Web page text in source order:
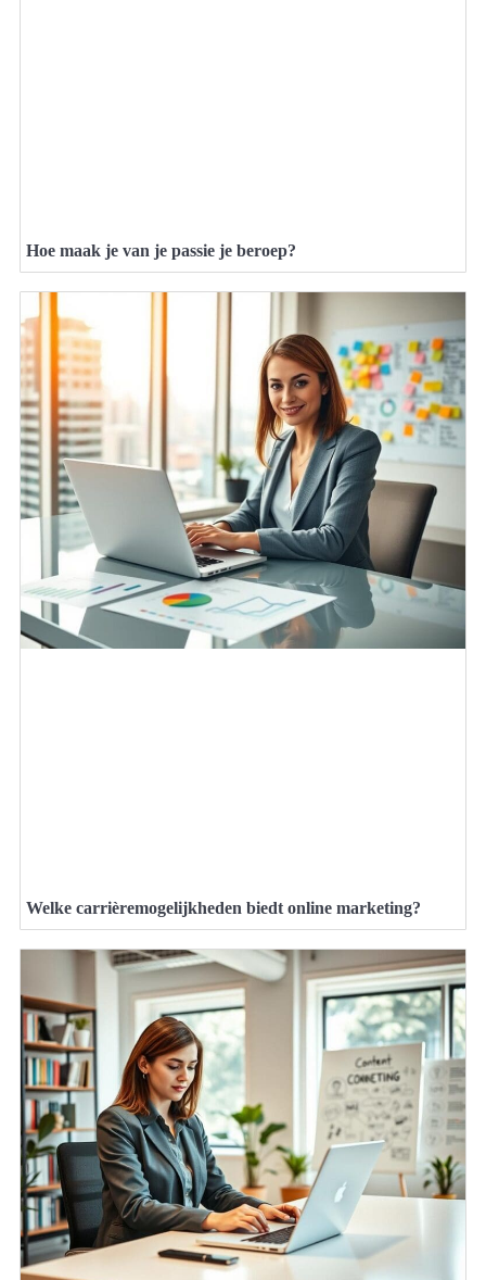
Hoe maak je van je passie je beroep?
Welke carrièremogelijkheden biedt online marketing?